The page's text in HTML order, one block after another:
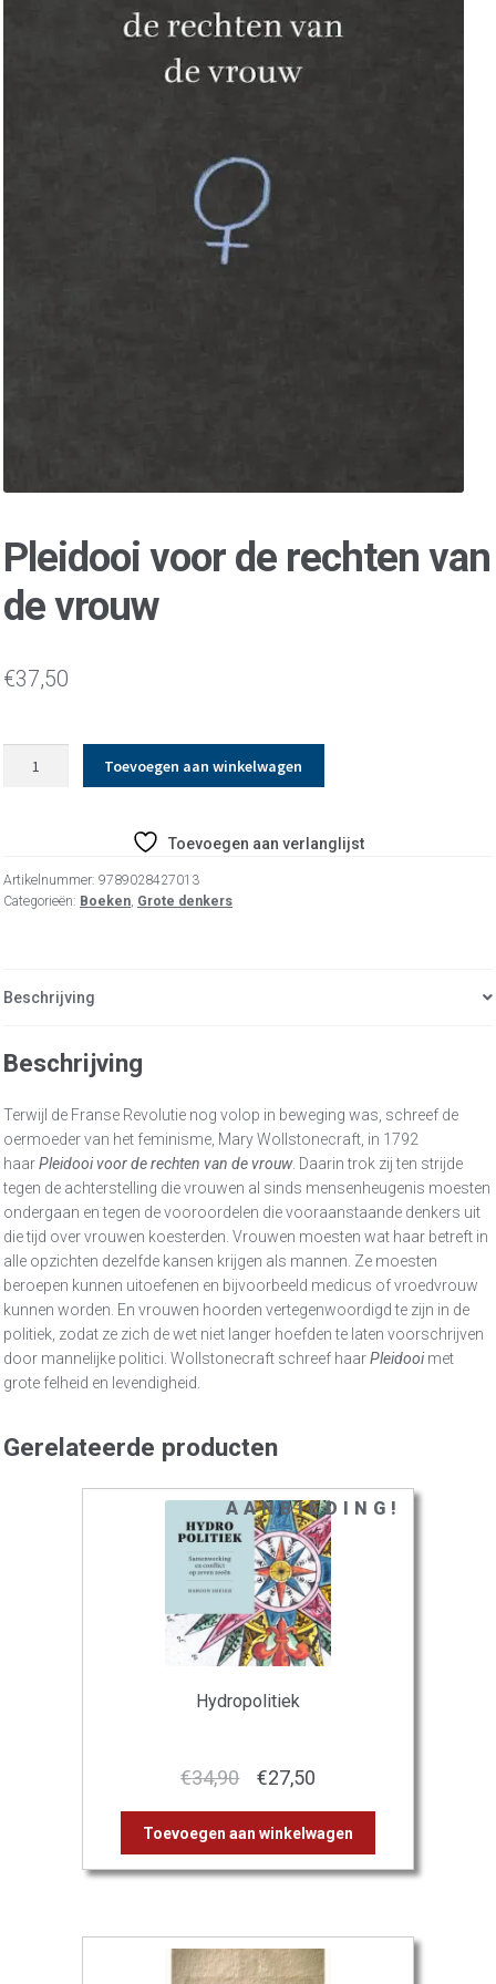
Pleidooi voor de rechten van
de vrouw
€37,50
de
vrouw
Toevoegen aan winkelwagen
Toevoegen aan verlanglijst
Artikelnummer: 9789028427013
Categorieën: Boeken, Grote denkers
Beschrijving
Beschrijving
Terwijl de Franse Revolutie nog volop in beweging was, schreef de
oermoeder van het feminisme, Mary Wollstonecraft, in 1792
haarPleidooi voor de rechten van de vrouw. Daarin trok zij ten strijde
tegen de achterstelling die vrouwen al sinds mensenheugenis moesten
ondergaan en tegen de vooroordelen die vooraanstaande denkers uit
die tijd over vrouwen koesterden. Vrouwen moesten wat haar betreft in
alle opzichten dezelfde kansen krijgen als mannen. Ze moesten
beroepen kunnen uitoefenen en bijvoorbeeld medicus of vroedvrouw
kunnen worden. En vrouwen hoorden vertegenwoordigd te zijn in de
politiek, zodat ze zich de wet niet langer hoefden te laten voorschrijven
door mannelijke politici. Wollstonecraft schreef haarPleidooimet
grote felheid en levendigheid.
Gerelateerde producten
Hydropolitiek
AANBIEDING!
€34,90
Oorspronkelijke
prijs
was:
€34,90.
€27,50Huidige
prijs
is:
€27,50.
Toevoegen aan winkelwagen